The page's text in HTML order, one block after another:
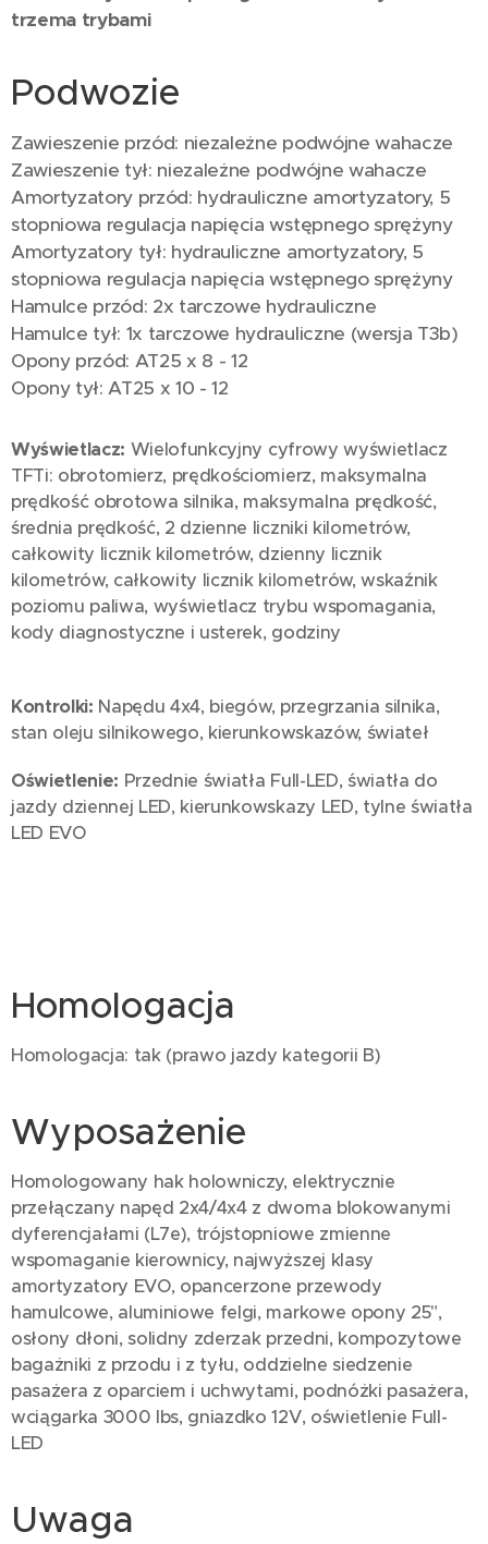
trzema trybami
Podwozie
Zawieszenie przód: niezależne podwójne wahacze
Zawieszenie tył: niezależne podwójne wahacze
Amortyzatory przód: hydrauliczne amortyzatory, 5
stopniowa regulacja napięcia wstępnego sprężyny
Amortyzatory tył: hydrauliczne amortyzatory, 5
stopniowa regulacja napięcia wstępnego sprężyny
Hamulce przód: 2x tarczowe hydrauliczne
Hamulce tył: 1x tarczowe hydrauliczne (wersja T3b)
Opony przód: AT25 x 8 - 12
Opony tył: AT25 x 10 - 12
Wyświetlacz: Wielofunkcyjny cyfrowy wyświetlacz
TFTi: obrotomierz, prędkościomierz, maksymalna
prędkość obrotowa silnika, maksymalna prędkość,
średnia prędkość, 2 dzienne liczniki kilometrów,
całkowity licznik kilometrów, dzienny licznik
kilometrów, całkowity licznik kilometrów, wskaźnik
poziomu paliwa, wyświetlacz trybu wspomagania,
kody diagnostyczne i usterek, godziny
Kontrolki: Napędu 4x4, biegów, przegrzania silnika,
stan oleju silnikowego, kierunkowskazów, świateł
Oświetlenie: Przednie światła Full-LED, światła do
jazdy dziennej LED, kierunkowskazy LED, tylne światła
LED EVO
Homologacja
Homologacja: tak (prawo jazdy kategorii B)
Wyposażenie
Homologowany hak holowniczy, elektrycznie
przełączany napęd 2x4/4x4 z dwoma blokowanymi
dyferencjałami (L7e), trójstopniowe zmienne
wspomaganie kierownicy, najwyższej klasy
amortyzatory EVO, opancerzone przewody
hamulcowe, aluminiowe felgi, markowe opony 25",
osłony dłoni, solidny zderzak przedni, kompozytowe
bagażniki z przodu i z tyłu, oddzielne siedzenie
pasażera z oparciem i uchwytami, podnóżki pasażera,
wciągarka 3000 lbs, gniazdko 12V, oświetlenie Full-
LED
Uwaga